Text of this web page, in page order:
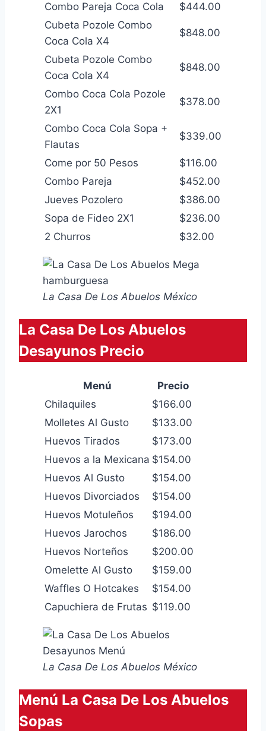
Combo Pareja Coca Cola
$444.00
Cubeta Pozole Combo
Coca Cola X4
$848.00
Cubeta Pozole Combo
Coca Cola X4
$848.00
Combo Coca Cola Pozole
2X1
$378.00
Combo Coca Cola Sopa +
Flautas
$339.00
Come por 50 Pesos
$116.00
Combo Pareja
$452.00
Jueves Pozolero
$386.00
Sopa de Fideo 2X1
$236.00
2 Churros
$32.00
La Casa De Los Abuelos México
La Casa De Los Abuelos
Desayunos Precio
Menú
Precio
Chilaquiles
$166.00
Molletes Al Gusto
$133.00
Huevos Tirados
$173.00
Huevos a la Mexicana $154.00
Huevos Al Gusto
$154.00
Huevos Divorciados
$154.00
Huevos Motuleños
$194.00
Huevos Jarochos
$186.00
Huevos Norteños
$200.00
Omelette Al Gusto
$159.00
Waffles O Hotcakes
$154.00
Capuchiera de Frutas $119.00
La Casa De Los Abuelos México
Menú La Casa De Los Abuelos
Sopas